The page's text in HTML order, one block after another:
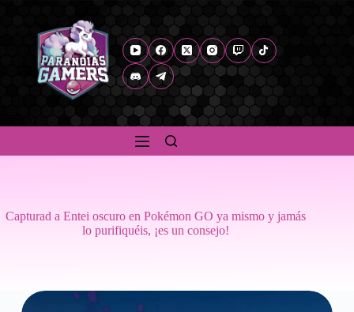
Capturad a Entei oscuro en Pokémon GO ya mismo y jamás
lo purifiquéis, ¡es un consejo!